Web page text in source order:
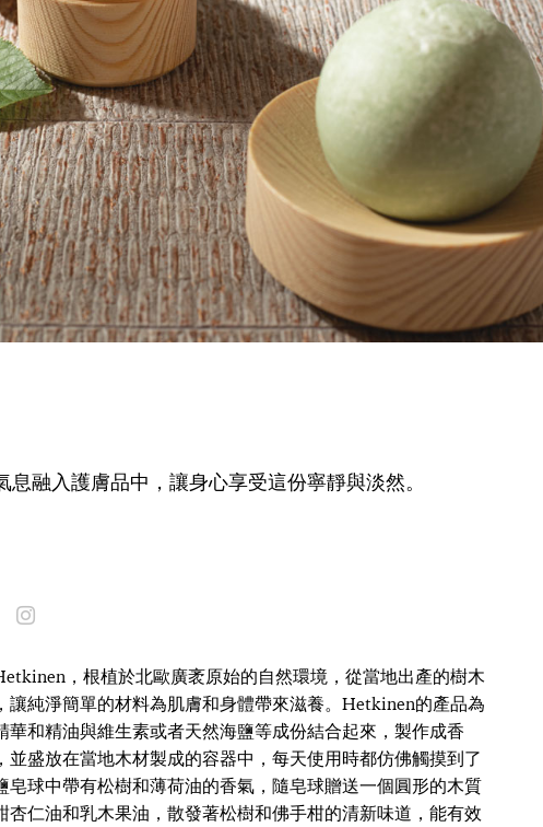
息融入護膚品中，讓身心享受這份寧靜與淡然。
，根植於北歐廣袤原始的自然環境，從當地出產的樹木
讓純淨簡單的材料為肌膚和身體帶來滋養。Hetkinen的產品為
華和精油與維生素或者天然海鹽等成份結合起來，製作成香
並盛放在當地木材製成的容器中，每天使用時都仿佛觸摸到了
皂球中帶有松樹和薄荷油的香氣，隨皂球贈送一個圓形的木質
杏仁油和乳木果油，散發著松樹和佛手柑的清新味道，能有效